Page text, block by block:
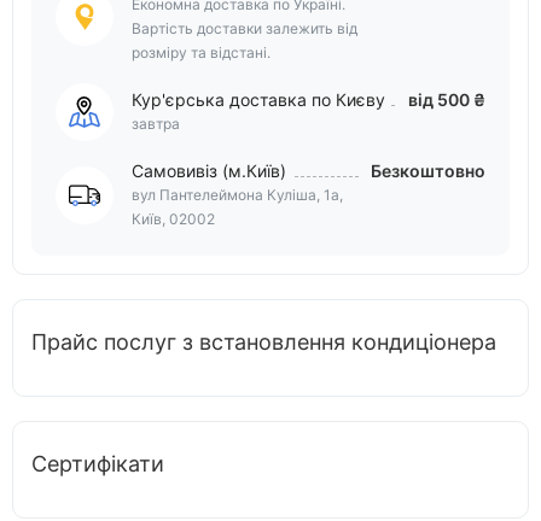
Економна доставка по Україні.
Вартість доставки залежить від
розміру та відстані.
Кур'єрська доставка по Києву
завтра
від 500 ₴
Самовивіз (м.Київ)
вул Пантелеймона Куліша, 1а,
Київ, 02002
Безкоштовно
Прайс послуг з встановлення кондиціонера
Сертифікати